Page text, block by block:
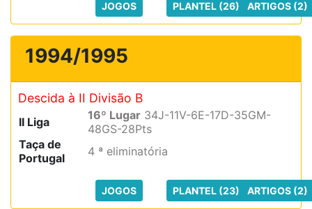
JOGOS PLANTEL (26) ARTIGOS (2)
1994/1995
Descida à II Divisão B
II Liga 16º Lugar 34J-11V-6E-17D-35GM-
48GS-28Pts
Taça de
Portugal
4 ª eliminatória
JOGOS PLANTEL (23) ARTIGOS (2)